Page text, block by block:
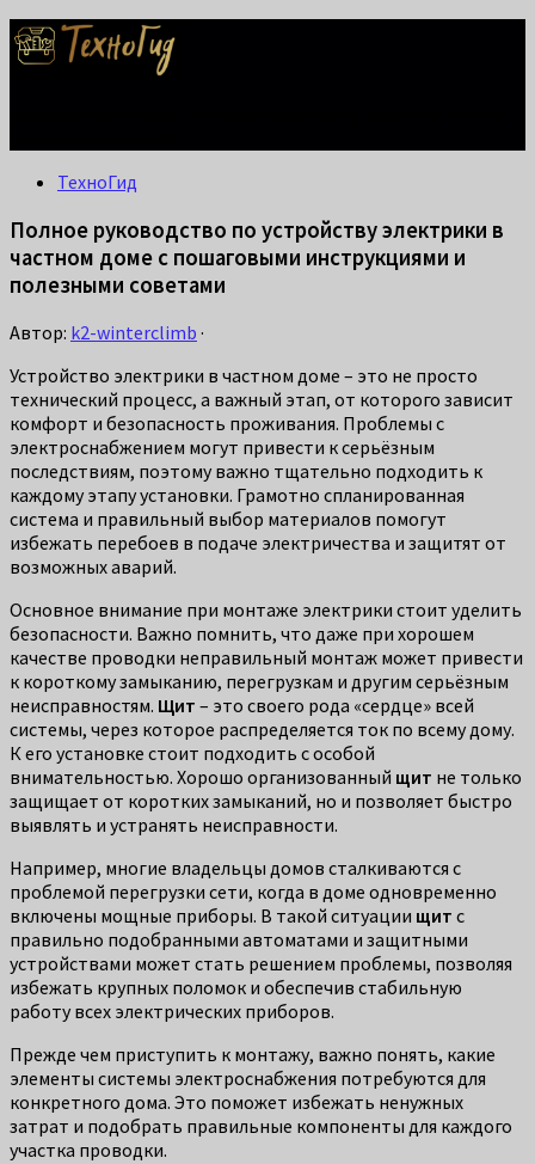
ТехноГид
Полное руководство по устройству электрики в
частном доме с пошаговыми инструкциями и
полезными советами
Автор: k2-winterclimb ·
Устройство электрики в частном доме – это не просто
технический процесс, а важный этап, от которого зависит
комфорт и безопасность проживания. Проблемы с
электроснабжением могут привести к серьёзным
последствиям, поэтому важно тщательно подходить к
каждому этапу установки. Грамотно спланированная
система и правильный выбор материалов помогут
избежать перебоев в подаче электричества и защитят от
возможных аварий.
Основное внимание при монтаже электрики стоит уделить
безопасности. Важно помнить, что даже при хорошем
качестве проводки неправильный монтаж может привести
к короткому замыканию, перегрузкам и другим серьёзным
неисправностям. Щит – это своего рода «сердце» всей
системы, через которое распределяется ток по всему дому.
К его установке стоит подходить с особой
внимательностью. Хорошо организованный щит не только
защищает от коротких замыканий, но и позволяет быстро
выявлять и устранять неисправности.
Например, многие владельцы домов сталкиваются с
проблемой перегрузки сети, когда в доме одновременно
включены мощные приборы. В такой ситуации щит с
правильно подобранными автоматами и защитными
устройствами может стать решением проблемы, позволяя
избежать крупных поломок и обеспечив стабильную
работу всех электрических приборов.
Прежде чем приступить к монтажу, важно понять, какие
элементы системы электроснабжения потребуются для
конкретного дома. Это поможет избежать ненужных
затрат и подобрать правильные компоненты для каждого
участка проводки.